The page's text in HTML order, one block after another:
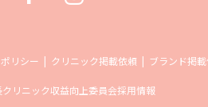
リシー クリニック掲載依頼 ブランド掲
クリニック収益向上委員会採用情報